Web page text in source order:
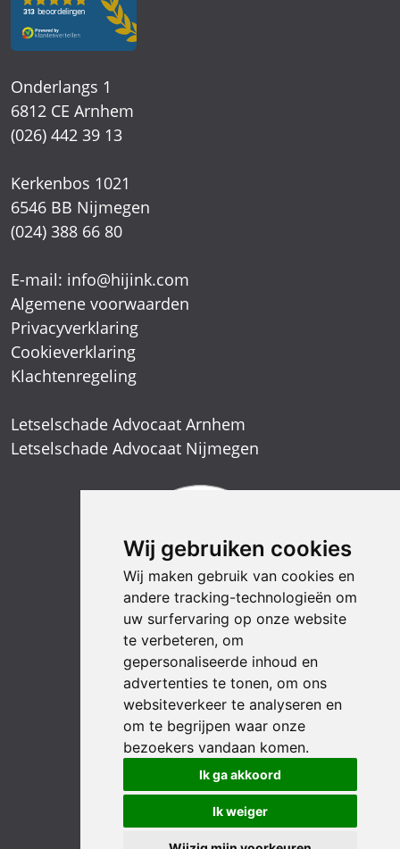
Wij gebruiken cookies
Wij maken gebruik van cookies en
andere tracking-technologieën om
uw surfervaring op onze website
te verbeteren, om
gepersonaliseerde inhoud en
advertenties te tonen, om ons
websiteverkeer te analyseren en
om te begrijpen waar onze
bezoekers vandaan komen.
Ik ga akkoord
Ik weiger
Onderlangs 1
6812 CE Arnhem
Kerkenbos 1021
6546 BB Nijmegen
E-mail:info@hijink.com
Algemene voorwaarden
Privacyverklaring
Cookieverklaring
Letselschade Advocaat Arnhem
Letselschade Advocaat Nijmegen
LinkedIn YouTube InstagramFacebook